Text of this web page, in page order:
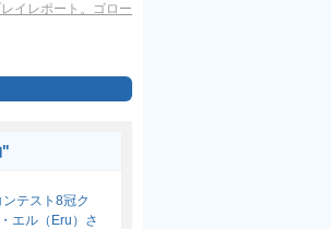
イレポート。ゴロー
"
テスト8冠ク
エル（Eru）さ